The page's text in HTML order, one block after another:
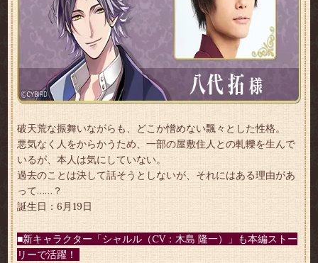
破天荒な振舞いながらも、どこか憎めない飄々とした性格。
悪気なく人をからかうため、一部の屋敷住人との軋轢を生んで
いるが、本人は気にしていない。
過去のことは決して話そうとしないが、それにはある理由があ
って……？
誕生日：6月19日
■新キャラクター「シャルル（CV：木島 隆一）」も本編ストー
リーで活躍！